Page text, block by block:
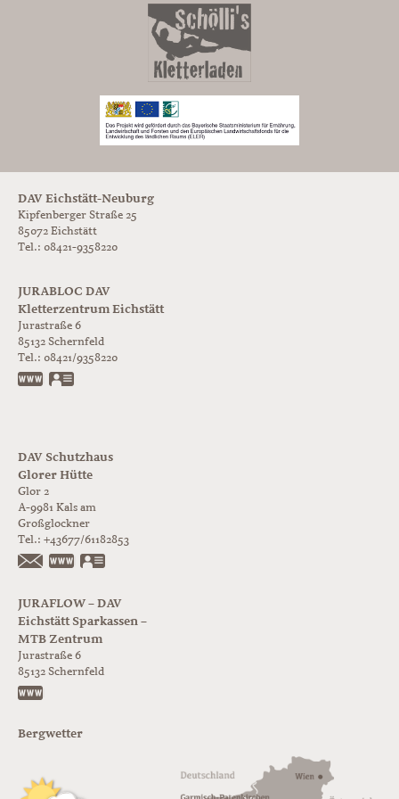
DAV Eichstätt-Neuburg
Kipfenberger Straße 25
85072 Eichstätt
Tel.: 08421-9358220
JURABLOC DAV
Kletterzentrum Eichstätt
Jurastraße 6
85132 Schernfeld
Tel.: 08421/9358220
www.jurabloc.de
DAV Schutzhaus
Glorer Hütte
Glor 2
A-9981 Kals am
Großglockner
Tel.: +43677/61182853
https://www.glorer-huette.at/
JURAFLOW – DAV
Eichstätt Sparkassen –
MTB Zentrum
Jurastraße 6
85132 Schernfeld
Bergwetter